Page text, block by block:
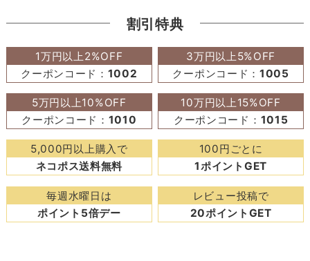
割引特典
1万円以上2%OFF
クーポンコード： 1002
3万円以上5%OFF
クーポンコード：1005
5万円以上10%OFF
クーポンコード： 1010
10万円以上15%OFF
クーポンコード： 1015
5,000円以上購入で
ネコポス送料無料
100円ごとに
1ポイントGET
毎週水曜日は
ポイント5倍デー
レビュー投稿で
20ポイントGET